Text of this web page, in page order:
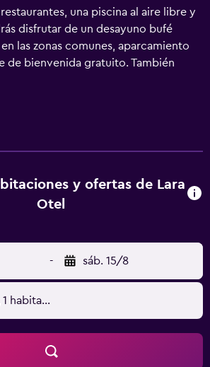
una piscina al aire libre y
disfrutar de un desayuno bufé
las zonas comunes, aparcamiento
de bienvenida gratuito. También
la playa, un bar junto a la piscina y
Otel +12 Only Adult ofrece 72
con ducha y secador de pelo. Se
todos los días. En el
actividades de ocio y esparcimiento
en las instalaciones o cerca del
que se aplique un recargo).
y ofertas de Lara
Otel
- sáb. 15/8
habitación